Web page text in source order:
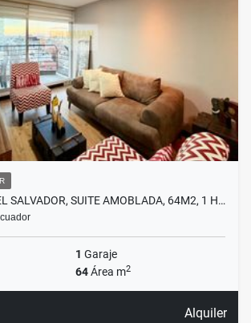
SALVADOR, SUITE AMOBLADA, 64M2, 1 H…
1 Garaje
64Área m2
Alquiler